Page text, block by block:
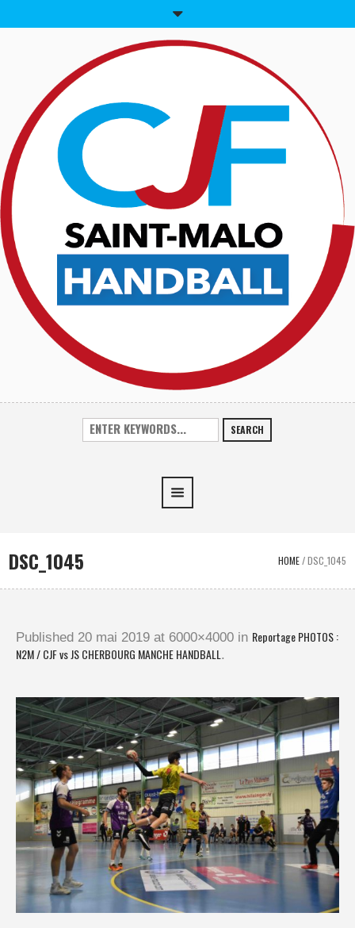
SEARCH
DSC_1045 HOME/DSC_1045
Published 20 mai 2019 at 6000×4000 in Reportage PHOTOS :
N2M / CJF vs JS CHERBOURG MANCHE HANDBALL .